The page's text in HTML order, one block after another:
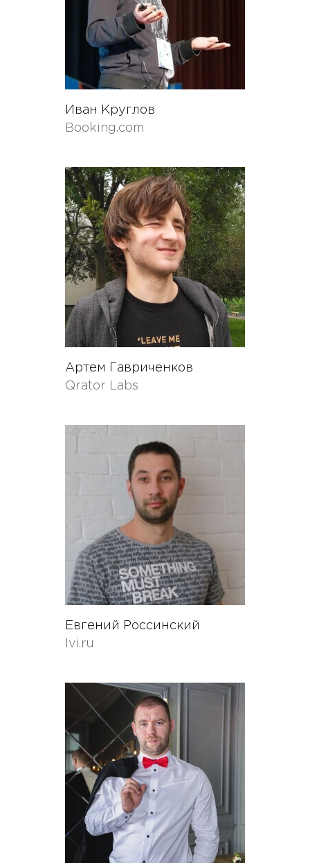
Иван Круглов
Booking.com
Артем Гавриченков
Qrator Labs
Евгений Россинский
Ivi.ru